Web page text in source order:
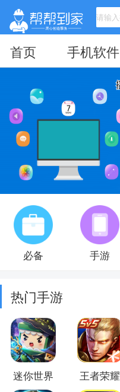
首页 手机软件
必备 手游
热门手游
迷你世界 王者荣耀